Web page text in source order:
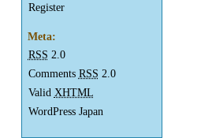
Register
Meta:
RSS 2.0
Comments RSS 2.0
Valid XHTML
WordPress Japan